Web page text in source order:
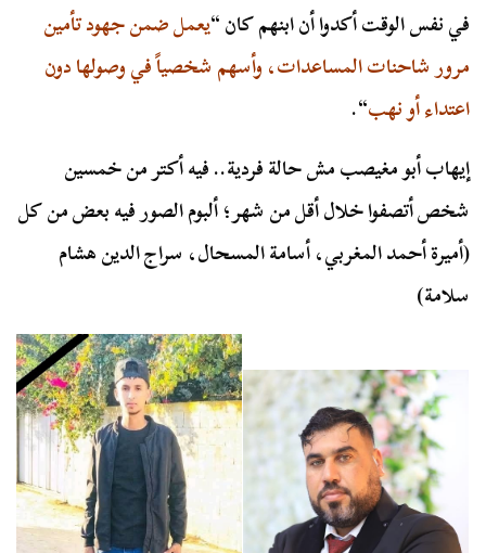
في نفس الوقت أكدوا أن ابنهم كان “يعمل ضمن جهود تأمين
مرور شاحنات المساعدات، وأسهم شخصياً في وصولها دون
اعتداء أو نهب“.
إيهاب أبو مغيصب مش حالة فردية.. فيه أكتر من خمسين
شخص أتصفوا خلال أقل من شهر؛ ألبوم الصور فيه بعض من كل
(أميرة أحمد المغربي، أسامة المسحال، سراج الدين هشام
سلامة)